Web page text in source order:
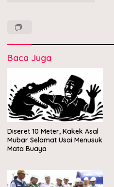
Baca Juga
Diseret 10 Meter, Kakek Asal
Mubar Selamat Usai Menusuk
Mata Buaya